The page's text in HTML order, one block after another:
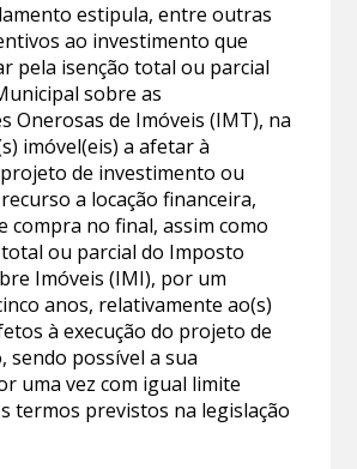
estipula, entre outras
ao investimento que
pela isenção total ou parcial
sobre as
Onerosas de Imóveis (IMT), na
imóvel(eis) a afetar à
de investimento ou
a locação financeira,
compra no final, assim como
ou parcial do Imposto
Imóveis (IMI), por um
anos, relativamente ao(s)
à execução do projeto de
sendo possível a sua
uma vez com igual limite
termos previstos na legislação